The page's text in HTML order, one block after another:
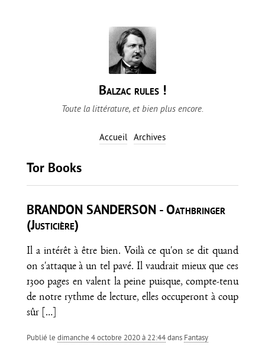
Balzac rules !
Toute la littérature, et bien plus encore.
Accueil Archives
Tor Books
BRANDON SANDERSON - Oathbringer
(Justicière)
Il a intérêt à être bien. Voilà ce qu'on se dit quand
on s'attaque à un tel pavé. Il vaudrait mieux que ces
1300 pages en valent la peine puisque, compte-tenu
de notre rythme de lecture, elles occuperont à coup
sûr
[…]
Publié le dimanche 4 octobre 2020 à 22:44dans Fantasy